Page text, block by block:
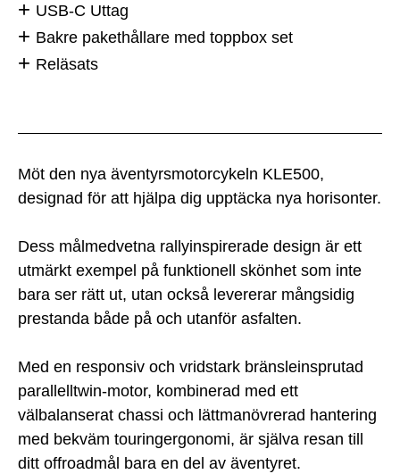
Möt den nya äventyrsmotorcykeln KLE500,
designad för att hjälpa dig upptäcka nya horisonter.
Dess målmedvetna rallyinspirerade design är ett
utmärkt exempel på funktionell skönhet som inte
bara ser rätt ut, utan också levererar mångsidig
prestanda både på och utanför asfalten.
Med en responsiv och vridstark bränsleinsprutad
parallelltwin-motor, kombinerad med ett
välbalanserat chassi och lättmanövrerad hantering
med bekväm touringergonomi, är själva resan till
ditt offroadmål bara en del av äventyret.
USB-C Uttag
Bakre pakethållare med toppbox set
Reläsats